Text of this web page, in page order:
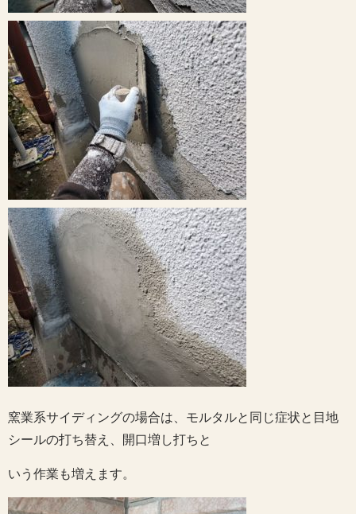
窯業系サイディングの場合は、モルタルと同じ症状と目地
シールの打ち替え、開口増し打ちと
いう作業も増えます。